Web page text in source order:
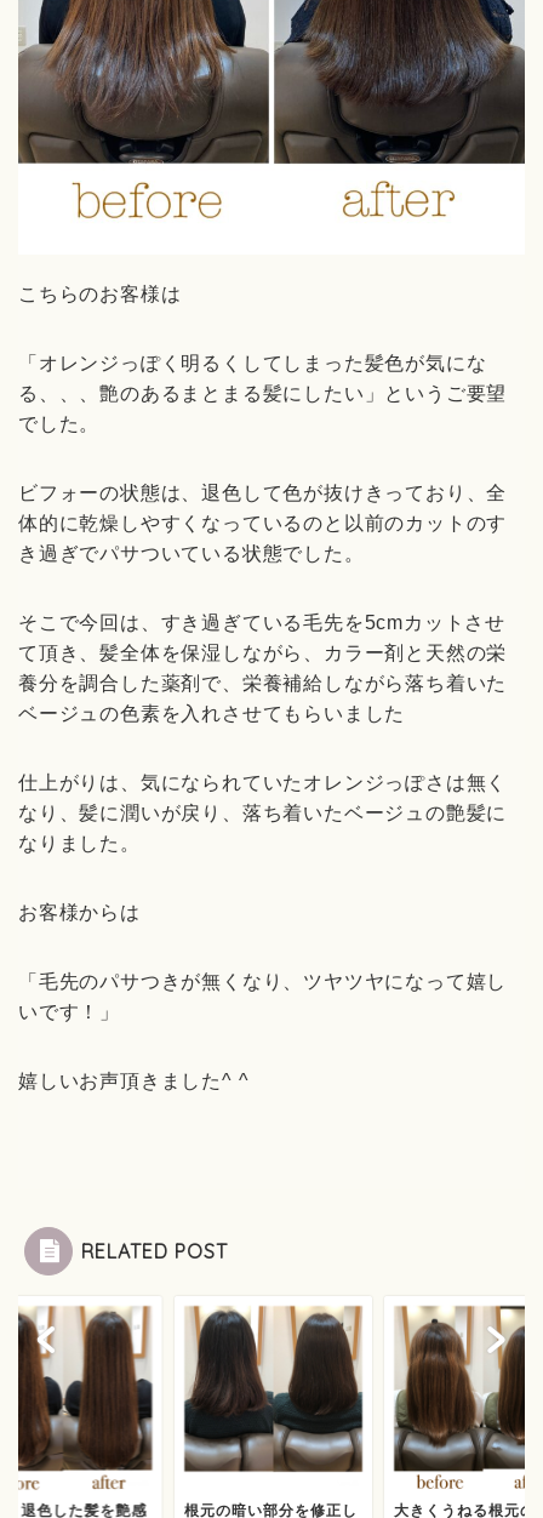
こちらのお客様は
「オレンジっぽく明るくしてしまった髪色が気にな
る、、、艶のあるまとまる髪にしたい」というご要望
でした。
ビフォーの状態は、退色して色が抜けきっており、全
体的に乾燥しやすくなっているのと以前のカットのす
き過ぎでパサついている状態でした。
そこで今回は、すき過ぎている毛先を5cmカットさせ
て頂き、髪全体を保湿しながら、カラー剤と天然の栄
養分を調合した薬剤で、栄養補給しながら落ち着いた
ベージュの色素を入れさせてもらいました
仕上がりは、気になられていたオレンジっぽさは無く
なり、髪に潤いが戻り、落ち着いたベージュの艶髪に
なりました。
お客様からは
「毛先のパサつきが無くなり、ツヤツヤになって嬉し
いです！」
嬉しいお声頂きました^ ^
RELATED POST
く退色した髪を艶感
根元の暗い部分を修正し
大きくうねる根元の